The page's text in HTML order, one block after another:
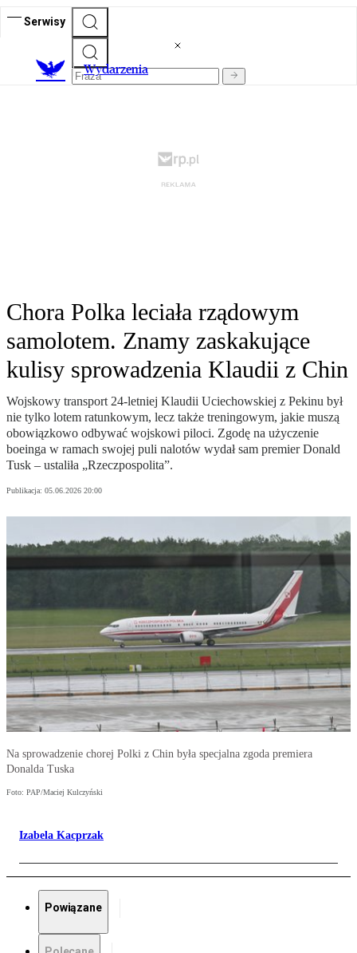
Serwisy
Wydarzenia
Chora Polka leciała rządowym
samolotem. Znamy zaskakujące
kulisy sprowadzenia Klaudii z Chin
Wojskowy transport 24-letniej Klaudii Uciechowskiej z Pekinu był
nie tylko lotem ratunkowym, lecz także treningowym, jakie muszą
obowiązkowo odbywać wojskowi piloci. Zgodę na użyczenie
boeinga w ramach swojej puli nalotów wydał sam premier Donald
Tusk – ustaliła „Rzeczpospolita”.
Publikacja: 05.06.2026 20:00
Na sprowadzenie chorej Polki z Chin była specjalna zgoda premiera
Donalda Tuska
Foto: PAP/Maciej Kulczyński
Izabela Kacprzak
Powiązane